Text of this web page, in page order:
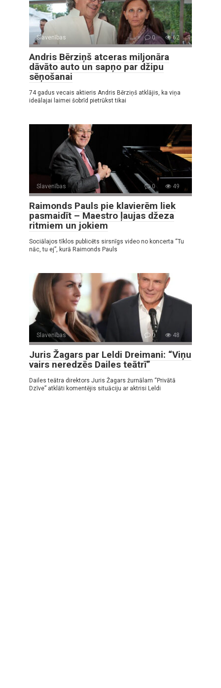
Slavenības 0 62
Andris Bērziņš atceras miljonāra
dāvāto auto un sapņo par džipu
sēņošanai
74 gadus vecais aktieris Andris Bērziņš atklājis, ka viņa
ideālajai laimei šobrīd pietrūkst tikai
Slavenības 0 49
Raimonds Pauls pie klavierēm liek
pasmaidīt – Maestro ļaujas džeza
ritmiem un jokiem
Sociālajos tīklos publicēts sirsnīgs video no koncerta “Tu
nāc, tu ej”, kurā Raimonds Pauls
Slavenības 0 48
Juris Žagars par Leldi Dreimani: “Viņu
vairs neredzēs Dailes teātrī”
Dailes teātra direktors Juris Žagars žurnālam “Privātā
Dzīve” atklāti komentējis situāciju ar aktrisi Leldi